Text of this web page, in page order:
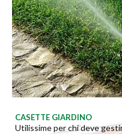
CASETTE GIARDINO
Utilissime per chi deve